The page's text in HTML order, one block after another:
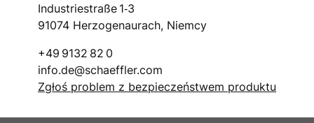
Industriestraße 1‑3
91074 Herzogenaurach, Niemcy
+49 9132 82 0
info.de@schaeffler.com
Zgłoś problem z bezpieczeństwem produktu